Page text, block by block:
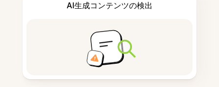
AI生成コンテンツの検出